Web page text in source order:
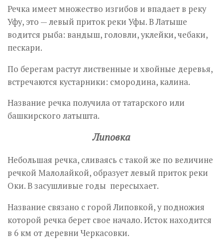
Речка имеет множество изгибов и впадает в реку
Уфу, это — левый приток реки Уфы. В Латыше
водится рыба: вандыш, головли, уклейки, чебаки,
пескари.
По берегам растут лиственные и хвойные деревья,
встречаются кустарники: смородина, калина.
Название речка получила от татарского или
башкирского латышта.
Липовка
Небольшая речка, сливаясь с такой же по величине
речкой Малолайкой, образует левый приток реки
Оки. В засушливые годы пересыхает.
Название связано с горой Липовкой, у подножия
которой речка берет свое начало. Исток находится
в 6 км от деревни Черкасовки.